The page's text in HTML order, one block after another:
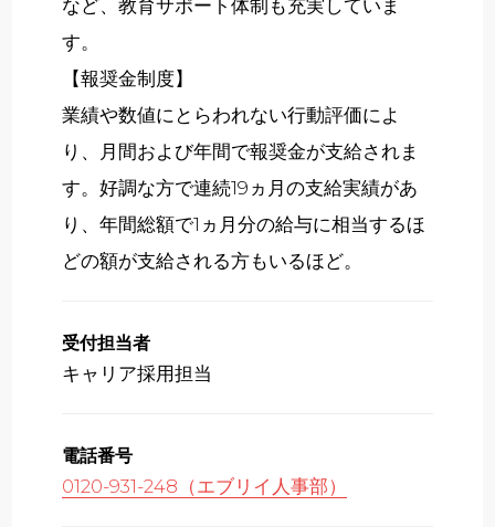
など、教育サポート体制も充実していま
す。
【報奨金制度】
業績や数値にとらわれない行動評価によ
り、月間および年間で報奨金が支給されま
す。好調な方で連続19ヵ月の支給実績があ
り、年間総額で1ヵ月分の給与に相当するほ
どの額が支給される方もいるほど。
受付担当者
キャリア採用担当
電話番号
0120-931-248（エブリイ人事部）